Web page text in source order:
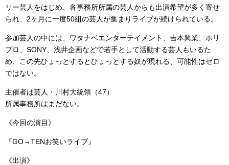
リー芸人をはじめ、各事務所所属の芸人からも出演希望が多く寄せ
られ、2ヶ月に一度50組の芸人が集まりライブが続けられている。
参加芸人の中には、ワタナベエンターテイメント、吉本興業、ホリ
プロ、SONY、浅井企画などで若手として活動する芸人もいるた
め、この先ひょっとするとひょっとする奴が現れる、可能性はゼロ
ではない。
主催者は芸人・川村大統領（47）
所属事務所はまだない。
《今回の演目》
『GO→TENお笑いライブ』
《出演》